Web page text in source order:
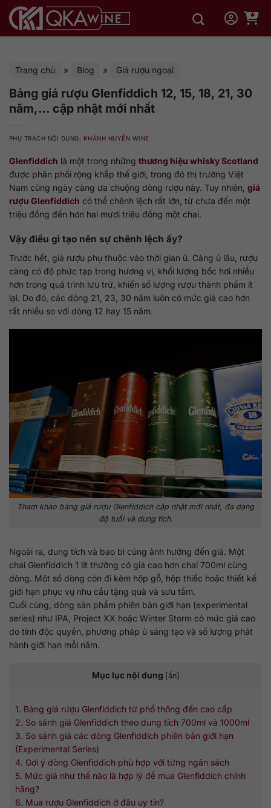
qua
Trang chủ » Blog » Giá rượu ngoại
Bảng giá rượu Glenfiddich 12, 15, 18, 21, 30
năm,… cập nhật mới nhất
PHỤ TRÁCH NỘI DUNG: KHÁNH HUYỀN WINE
Glenfiddich là một trong những thương hiệu whisky Scotland
được phân phối rộng khắp thế giới, trong đó thị trường Việt
Nam cũng ngày càng ưa chuộng dòng rượu này. Tuy nhiên, giá
rượu Glenfiddich có thể chênh lệch rất lớn, từ chưa đến một
triệu đồng đến hơn hai mươi triệu đồng một chai.
Vậy điều gì tạo nên sự chênh lệch ấy?
Trước hết, giá rượu phụ thuộc vào thời gian ủ. Càng ủ lâu, rượu
càng có độ phức tạp trong hương vị, khối lượng bốc hơi nhiều
hơn trong quá trình lưu trữ, khiến số lượng rượu thành phẩm ít
lại. Do đó, các dòng 21, 23, 30 năm luôn có mức giá cao hơn
rất nhiều so với dòng 12 hay 15 năm.
Tham khảo bảng giá rượu Glenfiddich cập nhật mới nhất, đa dạng
độ tuổi và dung tích.
Ngoài ra, dung tích và bao bì cũng ảnh hưởng đến giá. Một
chai Glenfiddich 1 lít thường có giá cao hơn chai 700ml cùng
dòng. Một số dòng còn đi kèm hộp gỗ, hộp thiếc hoặc thiết kế
giới hạn phục vụ nhu cầu tặng quà và sưu tầm.
Cuối cùng, dòng sản phẩm phiên bản giới hạn (experimental
series) như IPA, Project XX hoặc Winter Storm có mức giá cao
do tính độc quyền, phương pháp ủ sáng tạo và số lượng phát
hành giới hạn mỗi năm.
Mục lục nội dung [ẩn]
1. Bảng giá rượu Glenfiddich từ phổ thông đến cao cấp
2. So sánh giá Glenfiddich theo dung tích 700ml và 1000ml
3. So sánh giá các dòng Glenfiddich phiên bản giới hạn
(Experimental Series)
4. Gợi ý dòng Glenfiddich phù hợp với từng ngân sách
5. Mức giá như thế nào là hợp lý để mua Glenfiddich chính
hãng?
6. Mua rượu Glenfiddich ở đâu uy tín?